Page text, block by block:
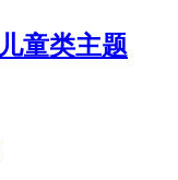
童类主题